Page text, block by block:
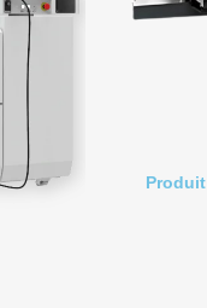
Produit